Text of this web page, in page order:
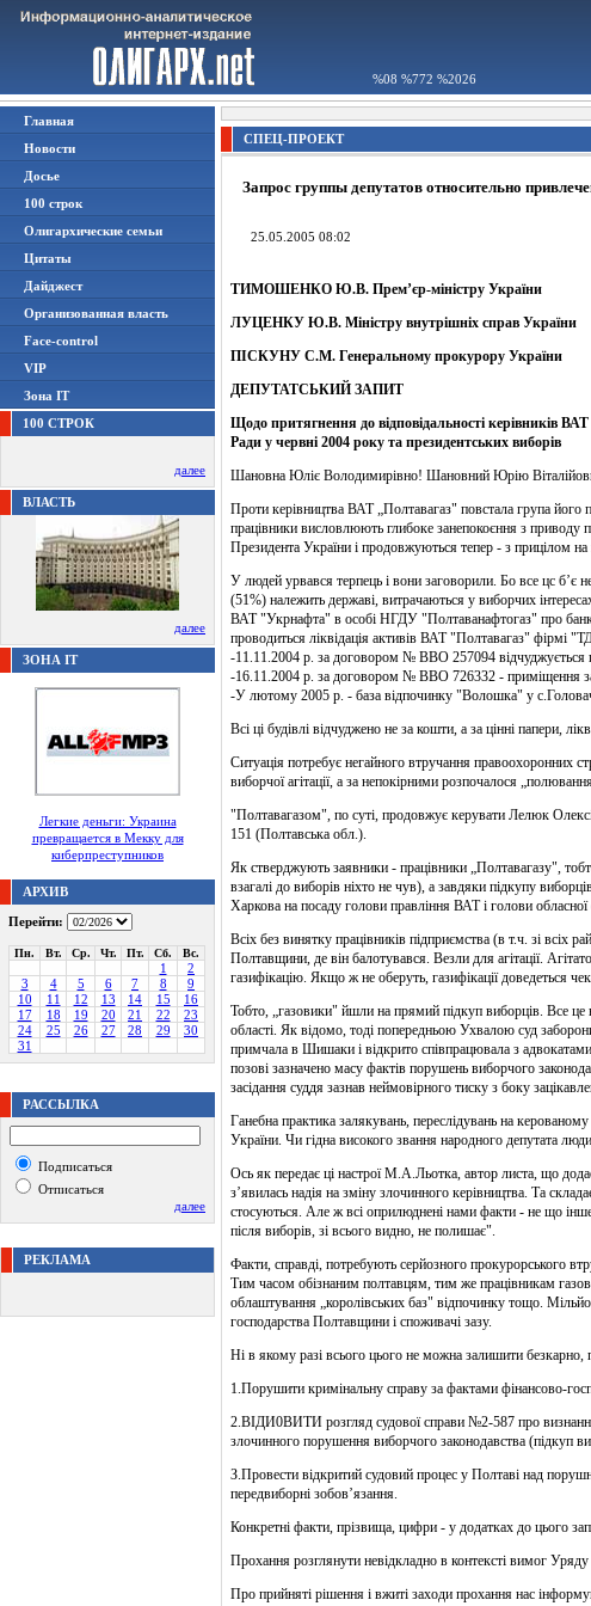
%08 %772 %2026
Главная
Новости
Досье
100 строк
Олигархические семьи
Цитаты
Дайджест
Организованная власть
Face-control
VIP
Зона IT
100 СТРОК
далее
ВЛАСТЬ
далее
ЗОНА IT
Легкие деньги: Украина
превращается в Мекку для
киберпреступников
АРХИВ
Перейти:
Пн. Вт. Ср. Чт. Пт. Сб. Вс.
1
2
3
4 5 6 7 8
9
10
11 12 13 14 15
16
17
18 19 20 21 22
23
24
25 26 27 28 29
30
31
РАССЫЛКА
Подписаться
Отписаться
далее
РЕКЛАМА
СПЕЦ-ПРОЕКТ
Запрос группы депутатов относительно
25.05.2005 08:02
ТИМОШЕНКО Ю.В. Прем’єр-міністру України
ЛУЦЕНКУ Ю.В. Міністру внутрішніх справ України
ПІСКУНУ С.М. Генеральному прокурору України
ДЕПУТАТСЬКИЙ ЗАПИТ
Щодо притягнення до відповідальності керівників
Ради у червні 2004 року та президентських виборів
Шановна Юліє Володимирівно! Шановний Юрію
Проти керівництва ВАТ „Полтавагаз" повстала група його
працівники висловлюють глибоке занепокоєння з приводу
Президента України і продовжуються тепер - з прицілом на
У людей урвався терпець і вони заговорили. Бо все цс б’є
(51%) належить державі, витрачаються у виборчих
ВАТ "Укрнафта" в особі НГДУ "Полтаванафтогаз" про
проводиться ліквідація активів ВАТ "Полтавагаз" фірмі
-11.11.2004 р. за договором № ВВО 257094 відчуджується
-16.11.2004 р. за договором № ВВО 726332 - приміщення
-У лютому 2005 р. - база відпочинку "Волошка" у
Всі ці будівлі відчуджено не за кошти, а за цінні папери,
Ситуація потребує негайного втручання правоохоронних
виборчої агітації, а за непокірними розпочалося
"Полтавагазом", по суті, продовжує керувати Лелюк
151 (Полтавська обл.).
Як стверджують заявники - працівники „Полтавагазу",
взагалі до виборів ніхто не чув), а завдяки підкупу
Харкова на посаду голови правління ВАТ і голови обласної
Всіх без винятку працівників підприємства (в т.ч. зі всіх
Полтавщини, де він балотувався. Везли для агітації.
газифікацію. Якщо ж не оберуть, газифікації доведеться
Тобто, „газовики" йшли на прямий підкуп виборців. Все
області. Як відомо, тоді попередньою Ухвалою суд
примчала в Шишаки і відкрито співпрацювала з
позові зазначено масу фактів порушень виборчого
засідання суддя зазнав неймовірного тиску з боку
Ганебна практика залякувань, переслідувань на
України. Чи гідна високого звання народного депутата
Ось як передає ці настрої М.А.Льотка, автор листа, що
з’явилась надія на зміну злочинного керівництва. Та
стосуються. Але ж всі оприлюднені нами факти - не що
після виборів, зі всього видно, не полишає".
Факти, справді, потребують серйозного прокурорського
Тим часом обізнаним полтавцям, тим же працівникам
облаштування „королівських баз" відпочинку тощо.
господарства Полтавщини і споживачі зазу.
Ні в якому разі всього цього не можна залишити
1.Порушити кримінальну справу за фактами фінансово-
2.ВІДИ0ВИТИ розгляд судової справи №2-587 про
злочинного порушення виборчого законодавства (підкуп
З.Провести відкритий судовий процес у Полтаві над
передвиборні зобов’язання.
Конкретні факти, прізвища, цифри - у додатках до цього
Прохання розглянути невідкладно в контексті вимог
Про прийняті рішення і вжиті заходи прохання нас